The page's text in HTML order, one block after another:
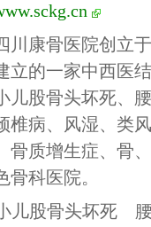
川康骨医院创立
立的一家中西医
儿股骨头坏死、
椎病、风湿、类
骨质增生症、骨
骨科医院。
儿股骨头坏死